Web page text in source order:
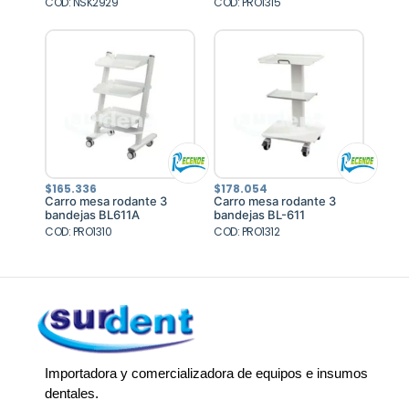
$165.336
Carro mesa rodante 3
bandejas BL611A
COD: PRO1310
$178.054
Carro mesa rodante 3
bandejas BL-611
COD: PRO1312
Importadora y comercializadora de equipos e insumos
dentales.